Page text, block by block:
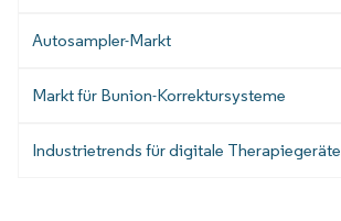
Autosampler-Markt
Markt für Bunion-Korrektursysteme
Industrietrends für digitale Therapiegeräte